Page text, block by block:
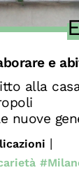
e
alla
nuove
|